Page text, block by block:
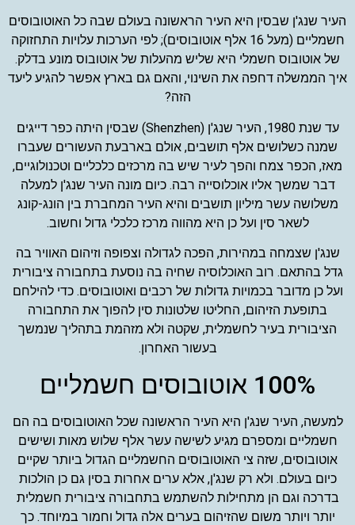
העיר שנג'ן שבסין היא העיר הראשונה בעולם שבה כל האוטובוסים
חשמליים (מעל 16 אלף אוטובוסים); לפי הערכות עלויות התחזוקה
של אוטובוס חשמלי היא שליש מהעלות של אוטובוס מונע בדלק.
איך הממשלה דחפה את השינוי, והאם גם בארץ אפשר להגיע ליעד
הזה?
עד שנת 1980, העיר שנג'ן
(Shenzhen) שבסין היתה כפר דייגים
שמנה כשלושים אלף תושבים, אולם בארבעת העשורים שעברו
מאז, הכפר צמח והפך לעיר שיש בה מרכזים כלכליים וטכנולוגיים,
דבר שמשך אליו אוכלוסייה רבה. כיום מונה העיר שנג'ן למעלה
משלושה עשר מיליון תושבים והיא העיר המחברת בין הונג-קונג
לשאר סין ועל כן היא מהווה מרכז כלכלי גדול וחשוב.
שנג'ן שצמחה במהירות, הפכה לגדולה וצפופה וזיהום האוויר בה
גדל בהתאם. רוב האוכלוסיה שחיה בה נוסעת בתחבורה ציבורית
ועל כן מדובר בכמויות גדולות של רכבים ואוטובוסים. כדי להילחם
בתופעת הזיהום, החליטו שלטונות סין להפוך את התחבורה
הציבורית בעיר לחשמלית, שקטה ולא מזהמת בתהליך שנמשך
בעשור האחרון.
100% אוטובוסים חשמליים
למעשה, העיר שנג'ן היא העיר הראשונה שכל האוטובוסים בה הם
חשמליים ומספרם מגיע לשישה עשר אלף שלוש מאות ושישים
אוטובוסים, שזה צי האוטובוסים החשמליים הגדול ביותר שקיים
כיום בעולם. ולא רק שנג'ן, אלא ערים אחרות בסין גם כן הולכות
בדרכה וגם הן מתחילות להשתמש בתחבורה ציבורית חשמלית
יותר ויותר משום שהזיהום בערים אלה גדול וחמור במיוחד. כך